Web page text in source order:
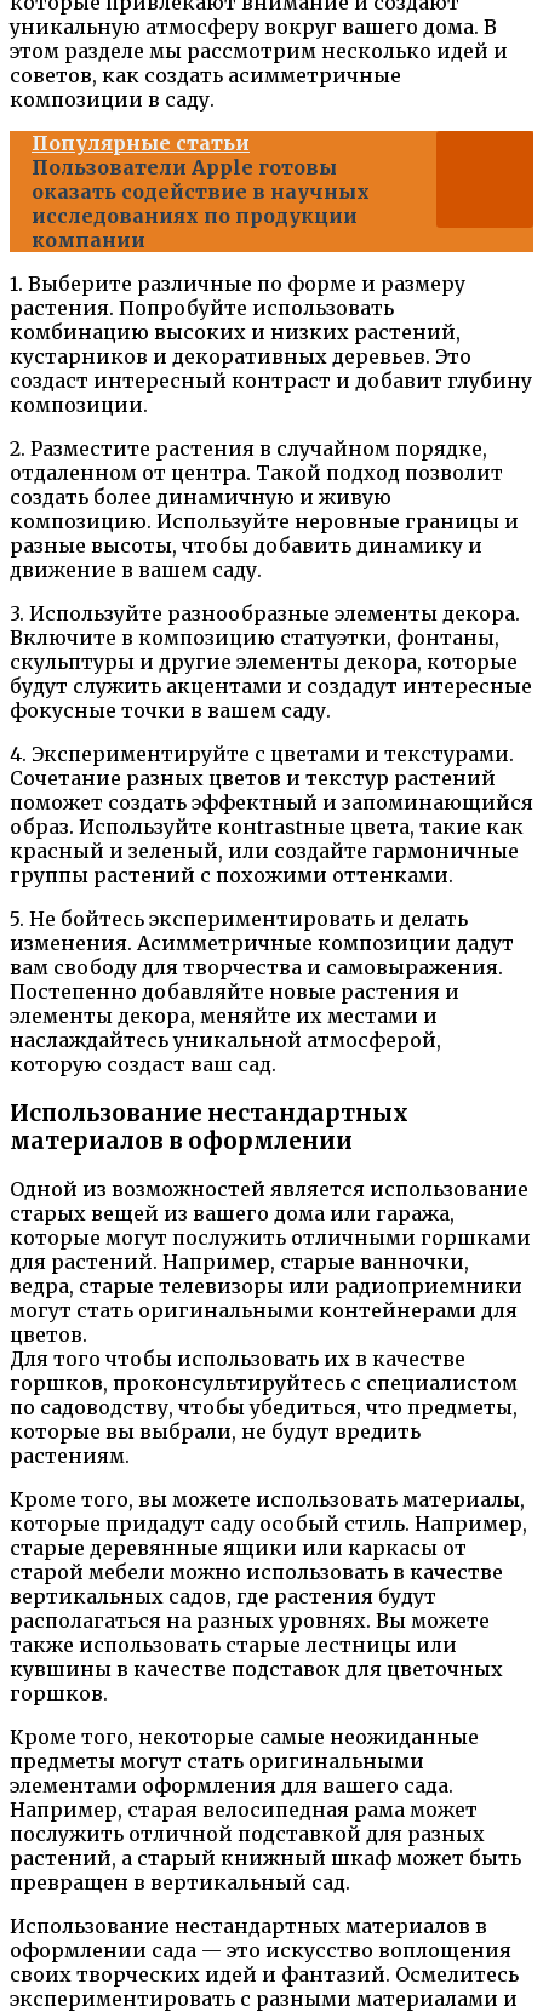
уникальную атмосферу вокруг вашего дома. В
этом разделе мы рассмотрим несколько идей и
советов, как создать асимметричные
композиции в саду.
Популярные статьи
Пользователи Apple готовы
оказать содействие в научных
исследованиях по продукции
компании
1. Выберите различные по форме и размеру
растения. Попробуйте использовать
комбинацию высоких и низких растений,
кустарников и декоративных деревьев. Это
создаст интересный контраст и добавит глубину
композиции.
2. Разместите растения в случайном порядке,
отдаленном от центра. Такой подход позволит
создать более динамичную и живую
композицию. Используйте неровные границы и
разные высоты, чтобы добавить динамику и
движение в вашем саду.
3. Используйте разнообразные элементы декора.
Включите в композицию статуэтки, фонтаны,
скульптуры и другие элементы декора, которые
будут служить акцентами и создадут интересные
фокусные точки в вашем саду.
4. Экспериментируйте с цветами и текстурами.
Сочетание разных цветов и текстур растений
поможет создать эффектный и запоминающийся
образ. Используйте конtrаstные цвета, такие как
красный и зеленый, или создайте гармоничные
группы растений с похожими оттенками.
5. Не бойтесь экспериментировать и делать
изменения. Асимметричные композиции дадут
вам свободу для творчества и самовыражения.
Постепенно добавляйте новые растения и
элементы декора, меняйте их местами и
наслаждайтесь уникальной атмосферой,
которую создаст ваш сад.
Использование нестандартных
материалов в оформлении
Одной из возможностей является использование
старых вещей из вашего дома или гаража,
которые могут послужить отличными горшками
для растений. Например, старые ванночки,
ведра, старые телевизоры или радиоприемники
могут стать оригинальными контейнерами для
цветов.
Для того чтобы использовать их в качестве
горшков, проконсультируйтесь с специалистом
по садоводству, чтобы убедиться, что предметы,
которые вы выбрали, не будут вредить
растениям.
Кроме того, вы можете использовать материалы,
которые придадут саду особый стиль. Например,
старые деревянные ящики или каркасы от
старой мебели можно использовать в качестве
вертикальных садов, где растения будут
располагаться на разных уровнях. Вы можете
также использовать старые лестницы или
кувшины в качестве подставок для цветочных
горшков.
Кроме того, некоторые самые неожиданные
предметы могут стать оригинальными
элементами оформления для вашего сада.
Например, старая велосипедная рама может
послужить отличной подставкой для разных
растений, а старый книжный шкаф может быть
превращен в вертикальный сад.
Использование нестандартных материалов в
оформлении сада — это искусство воплощения
своих творческих идей и фантазий. Осмелитесь
экспериментировать с разными материалами и